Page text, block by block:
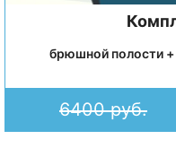
брюшной полости
6400 руб.